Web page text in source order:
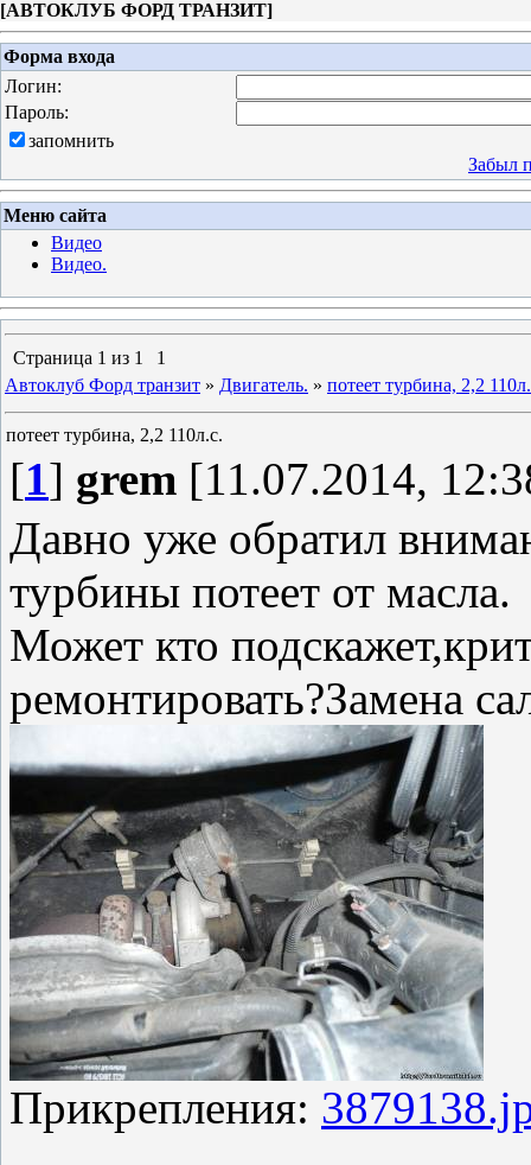
[АВТОКЛУБ ФОРД ТРАНЗИТ]
Форма входа
Логин:
Пароль:
запомнить
Забыл
Меню сайта
Видео
Видео.
Страница 1 из 1
1
Автоклуб Форд транзит » Двигатель. » потеет турбина, 2,2
потеет турбина, 2,2 110л.с.
[1] grem [11.07.2014,
Давно уже обратил
турбины потеет от масла.
Может кто
ремонтировать?Замена
Прикрепления: